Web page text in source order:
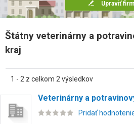
Upraviť
Štátny veterinárny a
kraj
1 - 2 z celkom 2 výsledkov
Veterinárny a
Pridať